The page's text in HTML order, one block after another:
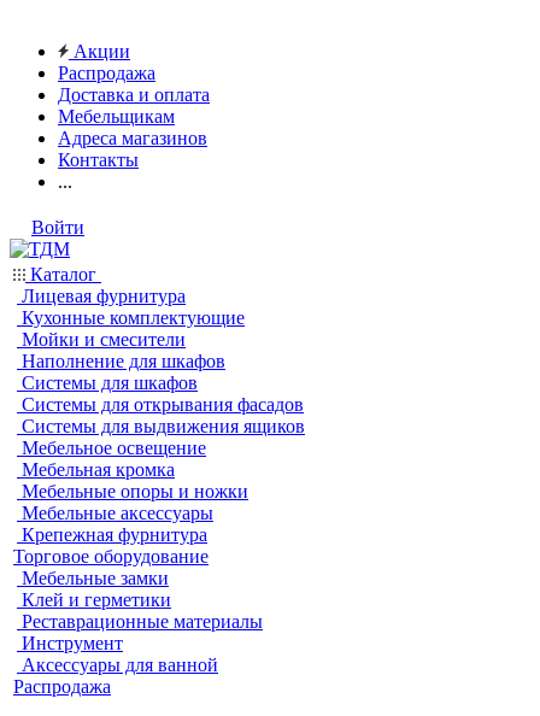
Акции
Распродажа
Доставка и оплата
Мебельщикам
Адреса магазинов
Контакты
...
Войти
Каталог
Лицевая фурнитура
Кухонные комплектующие
Мойки и смесители
Наполнение для шкафов
Системы для шкафов
Системы для открывания фасадов
Системы для выдвижения ящиков
Мебельное освещение
Мебельная кромка
Мебельные опоры и ножки
Мебельные аксессуары
Крепежная фурнитура
Торговое оборудование
Мебельные замки
Клей и герметики
Реставрационные материалы
Инструмент
Аксессуары для ванной
Распродажа